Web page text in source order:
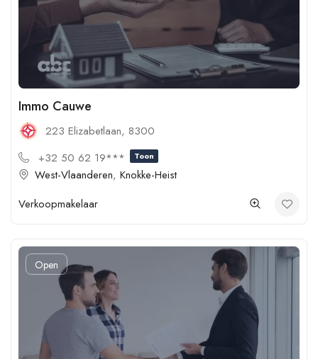
Immo Cauwe
223 Elizabetlaan, 8300
+32 50 62 19***
Toon
West-Vlaanderen, Knokke-Heist
Verkoopmakelaar
Open